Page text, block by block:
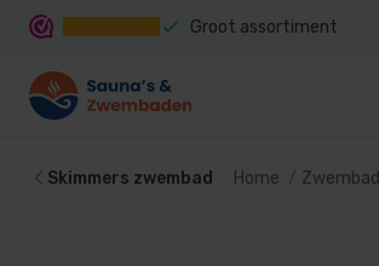
Groot assortiment
Skimmers zwembad Home Zwembad